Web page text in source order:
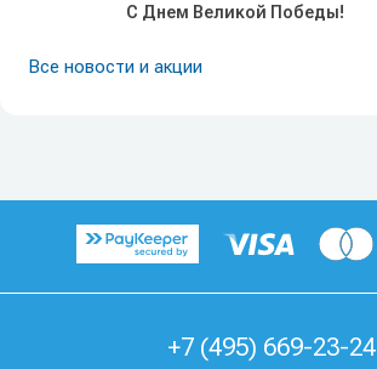
С Днем Великой Победы!
Все новости и акции
+7 (495) 669-23-24